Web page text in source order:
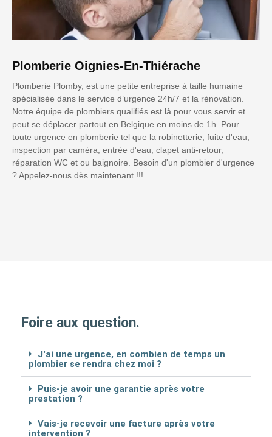
Plomberie Oignies-En-Thiérache
Plomberie Plomby, est une petite entreprise à taille humaine
spécialisée dans le service d’urgence 24h/7 et la rénovation.
Notre équipe de plombiers qualifiés est là pour vous servir et
peut se déplacer partout en Belgique en moins de 1h. Pour
toute urgence en plomberie tel que la robinetterie, fuite d'eau,
inspection par caméra, entrée d'eau, clapet anti-retour,
réparation WC et ou baignoire. Besoin d'un plombier d'urgence
? Appelez-nous dès maintenant !!!
Foire aux question.
J'ai une urgence, en combien de temps un
plombier se rendra chez moi ?
Puis-je avoir une garantie après votre
prestation ?
Vais-je recevoir une facture après votre
intervention ?